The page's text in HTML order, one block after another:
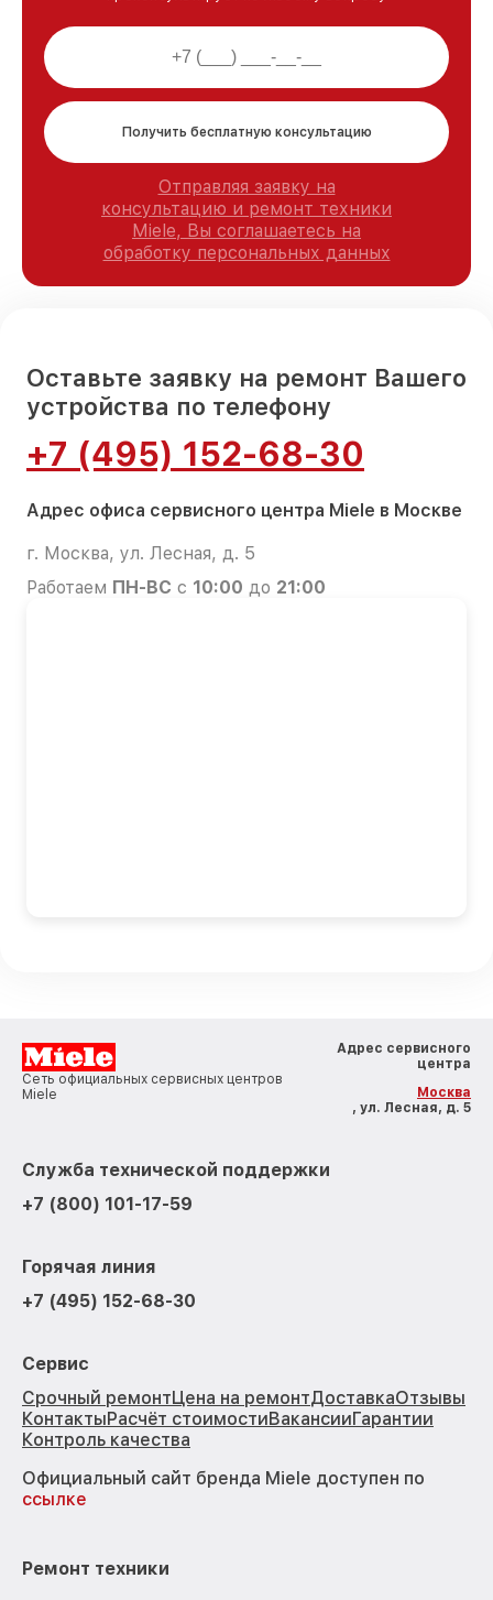
Получить бесплатную консультацию
Отправляя заявку на
консультацию и ремонт техники
Miele, Вы соглашаетесь на
обработку персональных данных
Оставьте заявку на ремонт Вашего
устройства по телефону
+7 (495) 152-68-30
Адрес офиса сервисного центра Miele в Москве
г. Москва, ул. Лесная, д. 5
Работаем ПН-ВС с 10:00 до 21:00
Сеть официальных сервисных центров
Miele
Адрес сервисного
центра
Москва
, ул. Лесная, д. 5
Служба технической поддержки
+7 (800) 101-17-59
Горячая линия
+7 (495) 152-68-30
Сервис
Срочный ремонтЦена на ремонтДоставкаОтзывы
КонтактыРасчёт стоимостиВакансииГарантии
Контроль качества
Официальный сайт бренда Miele доступен по
ссылке
Ремонт техники